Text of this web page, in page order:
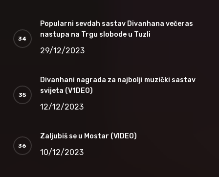
Popularni sevdah sastav Divanhana večeras
nastupa na Trgu slobode u Tuzli
29/12/2023
Divanhani nagrada za najbolji muzički sastav
svijeta (V1DEO)
12/12/2023
Zaljubiš se u Mostar (VIDEO)
10/12/2023